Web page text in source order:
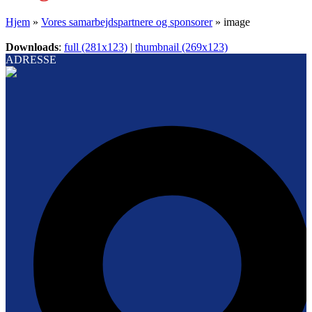
Hjem » Vores samarbejdspartnere og sponsorer» image
Downloads: full (281x123) | thumbnail (269x123)
ADRESSE